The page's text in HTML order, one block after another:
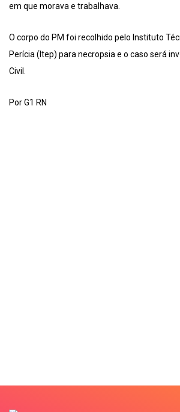
em que morava e trabalhava.
O corpo do PM foi recolhido pelo Instituto
Perícia (Itep) para necropsia e o caso será
Civil.
Por G1 RN